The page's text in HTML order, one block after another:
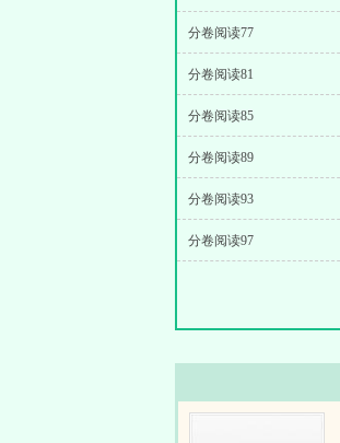
分卷阅读77
分卷阅读81
分卷阅读85
分卷阅读89
分卷阅读93
分卷阅读97